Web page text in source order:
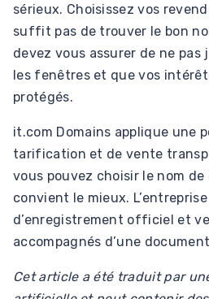
sérieux. Choisissez vos
suffit pas de trouver le bon
devez vous assurer de ne
les fenêtres et que vos
protégés.
it.com Domains applique une
tarification et de vente
vous pouvez choisir le nom
convient le mieux.
d’enregistrement officiel et
accompagnés d’une
Cet article a été traduit par